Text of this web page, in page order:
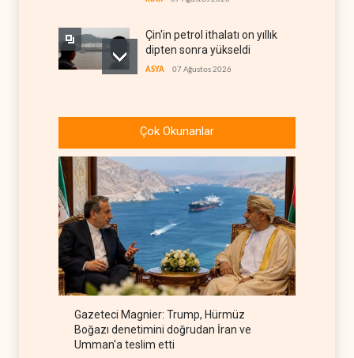
Çin'in petrol ithalatı on yıllık
dipten sonra yükseldi
ASYA 07 Ağustos 2026
sonra petrol üretimini rekor
düzeye çıkardı
The Telegraph: Hürmüz
anlaşması, İran’ın savaşı
kazandığını gösteriyor
BATI YARIM KÜRE 07 Ağustos 2026
Yemen’den dengeleri
değiştirecek yeni askeri
denklem
YEMEN 07 Ağustos 2026
İsrail güçleri Lübnan
ordusunu hedef aldı
Çok Okunanlar
Gazeteci Magnier: Trump, Hürmüz
Boğazı denetimini doğrudan İran ve
Umman'a teslim etti